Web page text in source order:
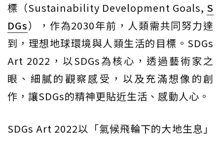
標（Sustainability Development Goals, S
DGs），作為2030年前，人類需共同努力達
到，理想地球環境與人類生活的目標。SDGs
Art 2022，以SDGs為核心，透過藝術家之
眼、細膩的觀察感受，以及充滿想像的創
作，讓SDGs的精神更貼近生活、感動人心。
SDGs Art 2022以「氣候飛輪下的大地生息」